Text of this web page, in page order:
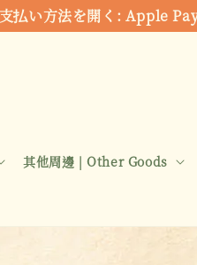
方法を開く: Apple Pay,
其他周邊 | Other Goods